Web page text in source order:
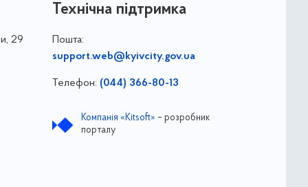
29
Технічна підтримка
Пошта:
support.web@kyivcity.gov.ua
Телефон: (044) 366-80-13
Компанія «Kitsoft» – розробник
порталу